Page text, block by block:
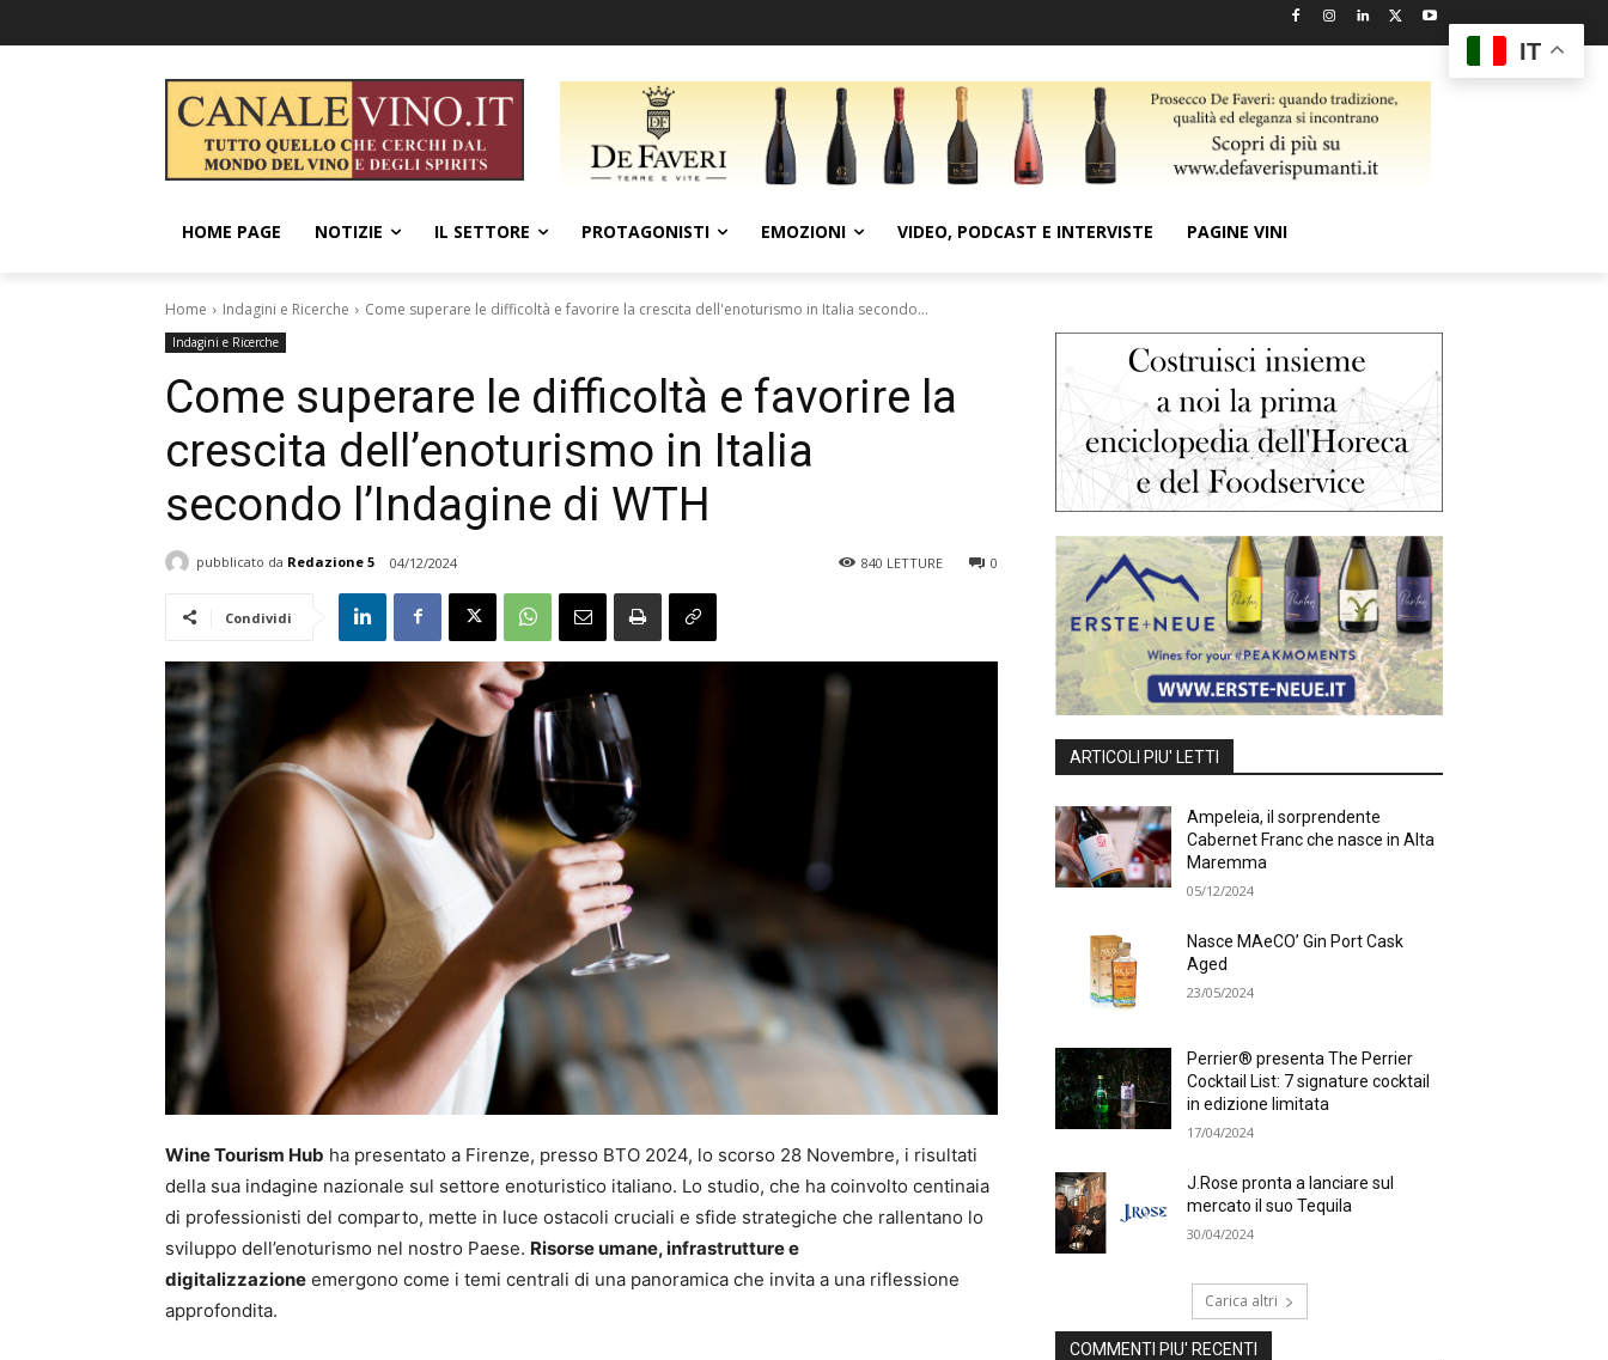
HOME PAGE NOTIZIE IL SETTORE PROTAGONISTI EMOZIONI VIDEO, PODCAST E INTERVISTE PAGINE VINI
Home Indagini e Ricerche Come superare le difficoltà e favorire la crescita dell'enoturismo in Italia secondo...
Indagini e Ricerche
Come superare le difficoltà e favorire la
crescita dell’enoturismo in Italia
secondo l’Indagine di WTH
pubblicato da Redazione 5 04/12/2024 0
840 LETTURE
Condividi
Wine Tourism Hub ha presentato a Firenze, presso BTO 2024, lo scorso 28 Novembre, i risultati
della sua indagine nazionale sul settore enoturistico italiano. Lo studio, che ha coinvolto centinaia
di professionisti del comparto, mette in luce ostacoli cruciali e sfide strategiche che rallentano lo
sviluppo dell’enoturismo nel nostro Paese. Risorse umane, infrastrutture e
digitalizzazione emergono come i temi centrali di una panoramica che invita a una riflessione
approfondita.
ARTICOLI PIU' LETTI
Ampeleia, il sorprendente
Cabernet Franc che nasce in Alta
Maremma
05/12/2024
Nasce MAeCO’ Gin Port Cask
Aged
23/05/2024
Perrier® presenta The Perrier
Cocktail List: 7 signature cocktail
in edizione limitata
17/04/2024
J.Rose pronta a lanciare sul
mercato il suo Tequila
30/04/2024
Carica altri
COMMENTI PIU' RECENTI
IT